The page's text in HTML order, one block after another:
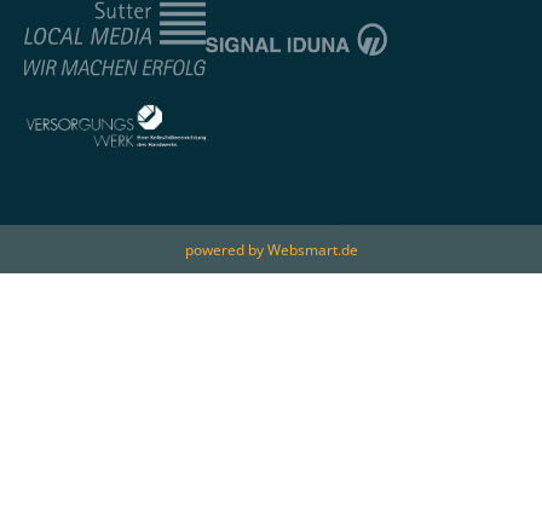
powered by Websmart.de